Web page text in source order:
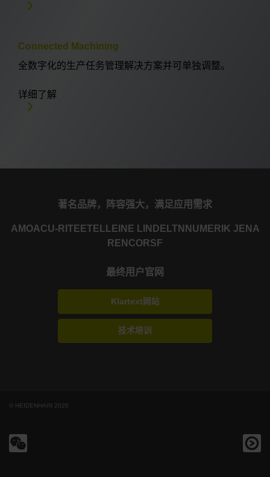
Connected Machining
全数字化的生产任务管理解决方案并可单独调整。
详细了解
著名品牌，阵容强大，满足应用需求
AMOACU-RITE ETEL LEINE LINDE LTN NUMERIK JENA
RENCORSF
最终用户官网
Klartext网站
技术培训
© HEIDENHAIN 2026